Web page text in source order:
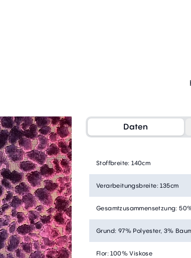
Daten
Stoffbreite: 140cm
Verarbeitungsbreite: 135cm
Gesamtzusammensetzung:
Grund: 97% Polyester, 3%
Flor: 100% Viskose